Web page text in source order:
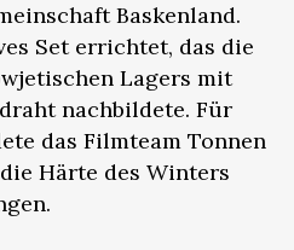
Baskenland.
Set errichtet, das die
Lagers mit
nachbildete. Für
das Filmteam Tonnen
Härte des Winters